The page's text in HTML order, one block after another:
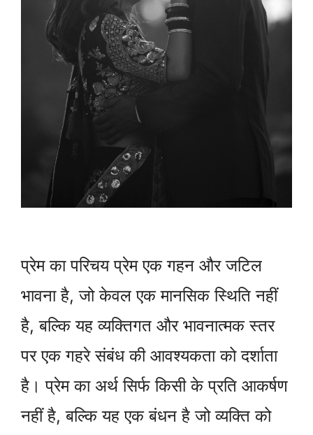
प्रेम का परिचय प्रेम एक गहन और जटिल
भावना है, जो केवल एक मानसिक स्थिति नहीं
है, बल्कि यह व्यक्तिगत और भावनात्मक स्तर
पर एक गहरे संबंध की आवश्यकता को दर्शाता
है। प्रेम का अर्थ सिर्फ किसी के प्रति आकर्षण
नहीं है, बल्कि यह एक बंधन है जो व्यक्ति को